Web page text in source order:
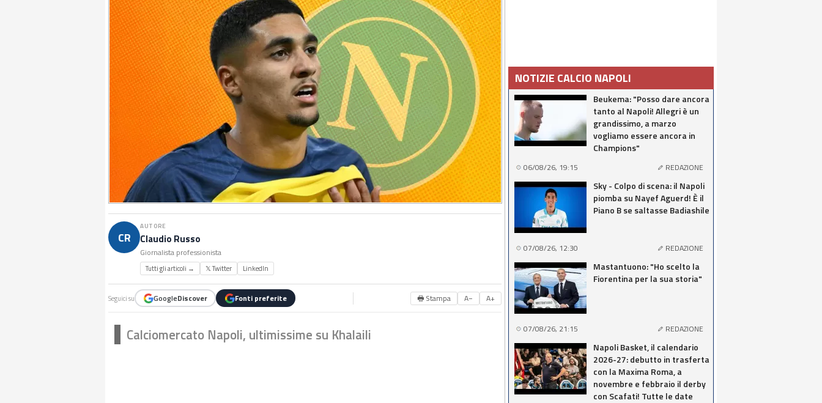
CR
AUTORE
Claudio Russo
Giornalista professionista
Tutti gli articoli → 𝕏 Twitter LinkedIn
Seguici su GoogleDiscover Fonti preferite 🖶 Stampa A− A+
Calciomercato Napoli, ultimissime su Khalaili
NOTIZIE CALCIO NAPOLI
Beukema: "Posso dare ancora
tanto al Napoli! Allegri è un
grandissimo, a marzo
vogliamo essere ancora in
Champions"
06/08/26, 19:15 REDAZIONE
Sky - Colpo di scena: il Napoli
piomba su Nayef Aguerd! È il
Piano B se saltasse Badiashile
07/08/26, 12:30 REDAZIONE
Mastantuono: "Ho scelto la
Fiorentina per la sua storia"
07/08/26, 21:15 REDAZIONE
Napoli Basket, il calendario
2026-27: debutto in trasferta
con la Maxima Roma, a
novembre e febbraio il derby
con Scafati! Tutte le date